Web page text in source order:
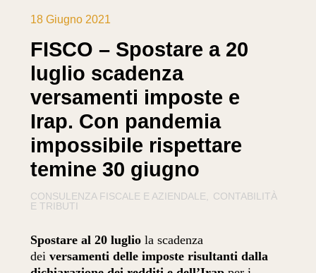
18 Giugno 2021
FISCO – Spostare a 20
luglio scadenza
versamenti imposte e
Irap. Con pandemia
impossibile rispettare
temine 30 giugno
CONSULENZA FISCALE E AZIENDALE
CONTABILITÀ
E TRIBUTI
Spostare al 20 luglio la scadenza
deiversamenti delle imposte risultanti dalla